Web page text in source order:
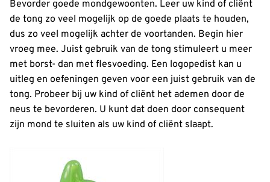
Bevorder goede mondgewoonten. Leer uw kind of cliënt
de tong zo veel mogelijk op de goede plaats te houden,
dus zo veel mogelijk achter de voortanden. Begin hier
vroeg mee. Juist gebruik van de tong stimuleert u meer
met borst- dan met flesvoeding. Een logopedist kan u
uitleg en oefeningen geven voor een juist gebruik van de
tong. Probeer bij uw kind of cliënt het ademen door de
neus te bevorderen. U kunt dat doen door consequent
zijn mond te sluiten als uw kind of cliënt slaapt.